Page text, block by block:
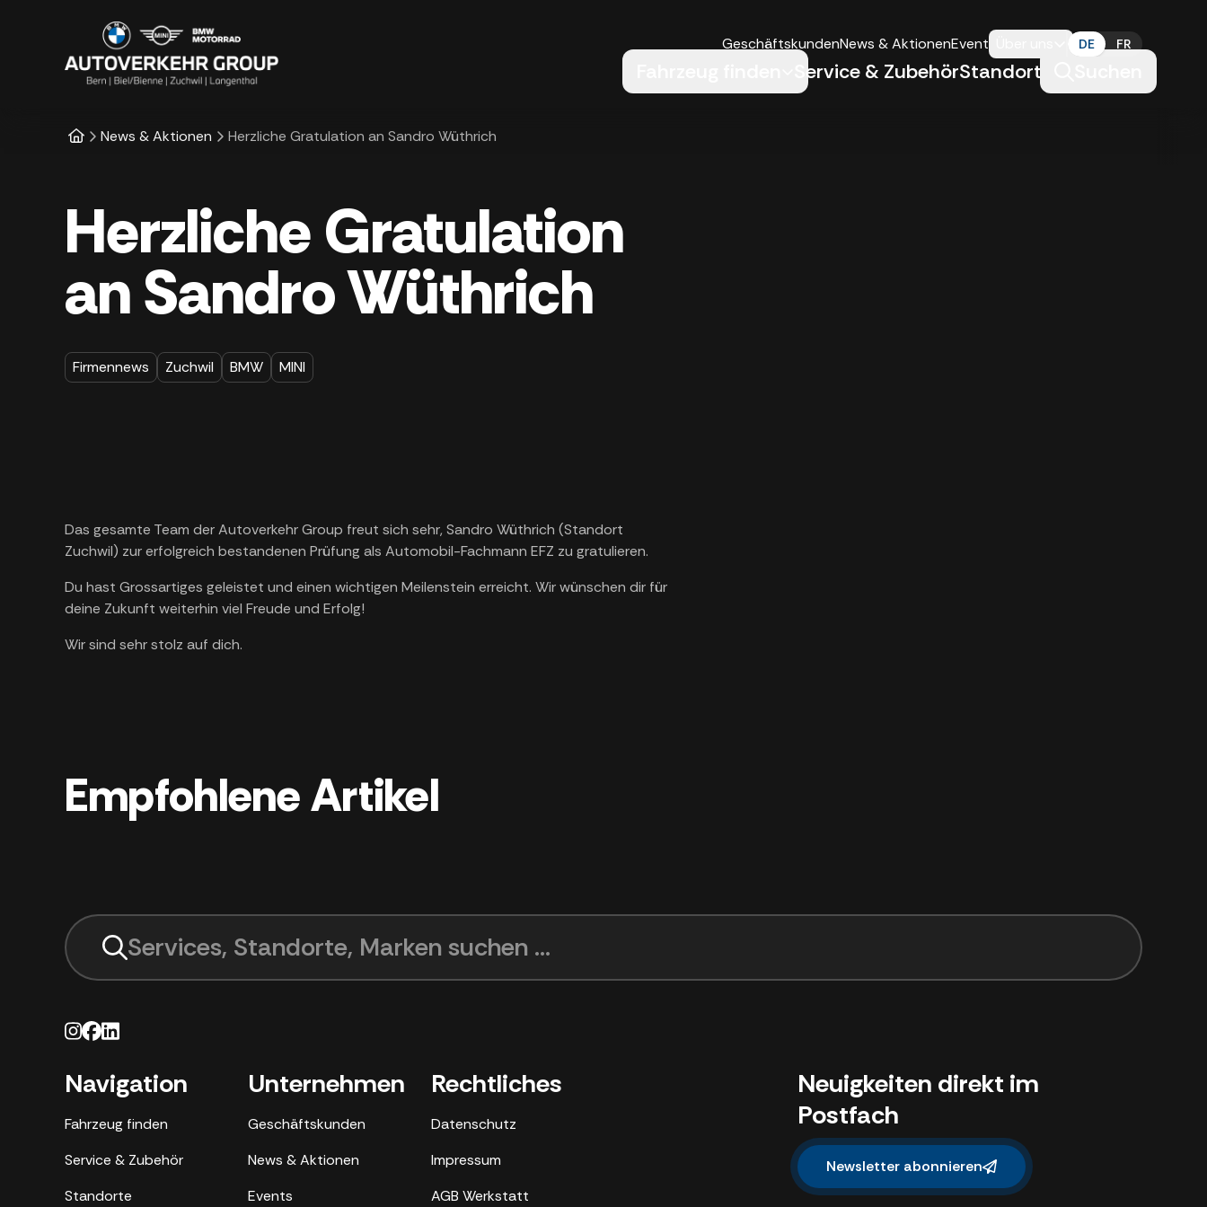
Service & ZubehörStandorte
GeschäftskundenNews & AktionenEvents DE FR
News & Aktionen Herzliche Gratulation an Sandro Wüthrich
Herzliche Gratulation
an Sandro Wüthrich
Firmennews Zuchwil BMW MINI
Das gesamte Team der Autoverkehr Group freut sich sehr, Sandro Wüthrich (Standort
Zuchwil) zur erfolgreich bestandenen Prüfung als Automobil-Fachmann EFZ zu gratulieren.
Du hast Grossartiges geleistet und einen wichtigen Meilenstein erreicht. Wir wünschen dir für
deine Zukunft weiterhin viel Freude und Erfolg!
Wir sind sehr stolz auf dich.
Empfohlene Artikel
Services, Standorte, Marken suchen ...
Navigation
Fahrzeug finden
Service & Zubehör
Standorte
Unternehmen
Geschäftskunden
News & Aktionen
Events
Rechtliches
Datenschutz
Impressum
AGB Werkstatt
Neuigkeiten direkt im
Postfach
Newsletter abonnieren